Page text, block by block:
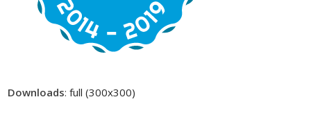
Downloads:full (300x300)